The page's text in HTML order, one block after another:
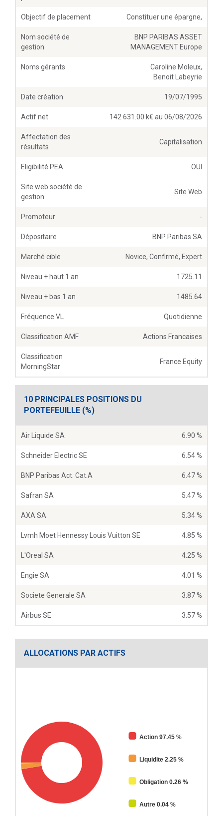
Objectif de placement Constituer une épargne,
Nom société de
gestion
BNP PARIBAS ASSET
MANAGEMENT Europe
Noms gérants
Caroline Moleux,
Benoit Labeyrie
Date création 19/07/1995
Actif net 142 631.00 k€ au 06/08/2026
Affectation des
résultats
Capitalisation
Eligibilité PEA OUI
Site web société de
gestion
Site Web
Promoteur -
Dépositaire BNP Paribas SA
Marché cible Novice, Confirmé, Expert
Niveau + haut 1 an 1725.11
Niveau + bas 1 an 1485.64
Fréquence VL Quotidienne
Classification AMF Actions Francaises
Classification
MorningStar
France Equity
10 PRINCIPALES POSITIONS DU
PORTEFEUILLE (%)
Air Liquide SA 6.90 %
Schneider Electric SE 6.54 %
BNP Paribas Act. Cat.A 6.47 %
Safran SA 5.47 %
AXA SA 5.34 %
Lvmh Moet Hennessy Louis Vuitton SE 4.85 %
L'Oreal SA 4.25 %
Engie SA 4.01 %
Societe Generale SA 3.87 %
Airbus SE 3.57 %
ALLOCATIONS PAR ACTIFS
Action 97.45 %
Liquidite 2.25 %
Obligation 0.26 %
Autre 0.04 %